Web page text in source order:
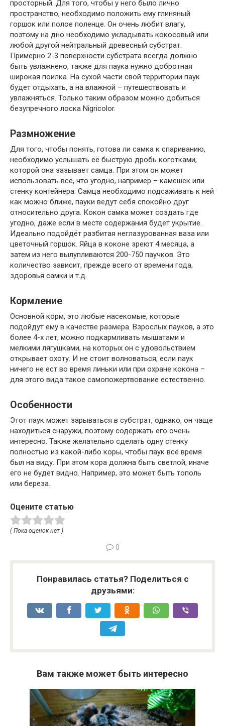
просторный. Для того, чтобы у него было лично
пространство, необходимо положить ему глиняный
горшок или полое поленце. Он очень любит влагу,
поэтому на дно необходимо укладывать кокосовый или
любой другой нейтральный древесный субстрат.
Примерно 2-3 поверхности субстрата всегда должно
быть увлажнено, также для паука нужно добротная
широкая поилка. На сухой части свой территории паук
будет отдыхать, а на влажной – путешествовать и
увлажняться. Только таким образом можно добиться
безупречного лоска Nigricolor.
Размножение
Для того, чтобы понять, готова ли самка к спариванию,
необходимо услышать её быструю дробь коготками,
которой она зазывает самца. При этом он может
использовать всё, что угодно, например – камешек или
стенку контейнера. Самца необходимо подсаживать к ней
как можно ближе, пауки ведут себя спокойно друг
относительно друга. Кокон самка может создать где
угодно, даже если в месте содержания будет укрытие.
Идеально подойдёт разбитая неглазурованная ваза или
цветочный горшок. Яйца в коконе зреют 4 месяца, а
затем из него вылупливаются 200-750 паучков. Это
количество зависит, прежде всего от времени года,
здоровья самки и т.д.
Кормление
Основной корм, это любые насекомые, которые
подойдут ему в качестве размера. Взрослых пауков, а это
более 4-х лет, можно подкармливать мышатами и
мелкими лягушками, на которых он с удовольствием
открывает охоту. И не стоит волноваться, если паук
ничего не ест во время линьки или при охране кокона –
для этого вида такое самопожертвование естественно.
Особенности
Этот паук может зарываться в субстрат, однако, он чаще
находиться снаружи, поэтому содержать его очень
интересно. Также желательно сделать одну стенку
полностью из какой-либо коры, чтобы паук всё время
был на виду. При этом кора должна быть светлой, иначе
его не будет видно. Например, это может быть тополь
или береза.
Оцените статью
( Пока оценок нет )
0
Понравилась статья? Поделиться с
друзьями:
Вам также может быть интересно